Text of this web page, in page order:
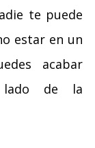
te puede
estar en un
acabar
lado de la